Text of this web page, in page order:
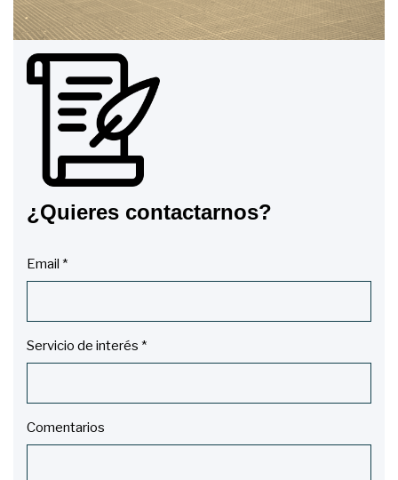
¿Quieres contactarnos?
Email *
Servicio de interés *
Comentarios